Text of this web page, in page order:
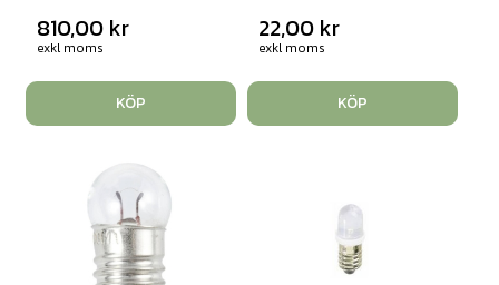
810,00 kr
exkl moms
KÖP
22,00 kr
exkl moms
KÖP